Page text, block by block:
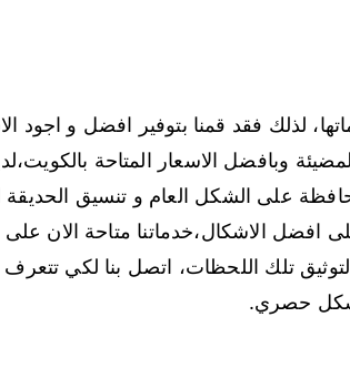
لذلك فقد قمنا بتوفير افضل و اجود
وبافضل الاسعار المتاحة
على الشكل العام و تنسيق الحديقة
الاشكال،خدماتنا متاحة الان على
تلك اللحظات، اتصل بنا لكي
حصري.